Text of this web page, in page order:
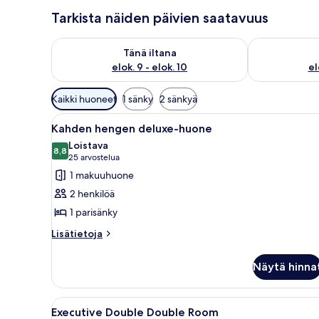
Tarkista näiden päivien saatavuus
Tänä iltana
elok. 9 - elok. 10
Tarkista tämän illan saatavuus elok. 9 - elok. 10
Tarkista
Huoneille
saatavilla
olevia
suodattimia
Kaikki huoneet 1 sänky 2 sänkyä
Avaa
kaikki
huonetyypin
Kahden
hengen
deluxe-
huone
kuvat
Hotellihuone, jossa on suuri
7
Kahden hengen deluxe-huone
8,88,8 kautta 10
Loistava
25 arvostelua
(25
arvostelua)
1 makuuhuone
2 henkilöä
1 parisänky
Lisätietoja
Lisätietoja
deluxe-
huone
Näytä
Avaa
Hotellihuone, jossa on kaksi
8
Executive Double Double Room